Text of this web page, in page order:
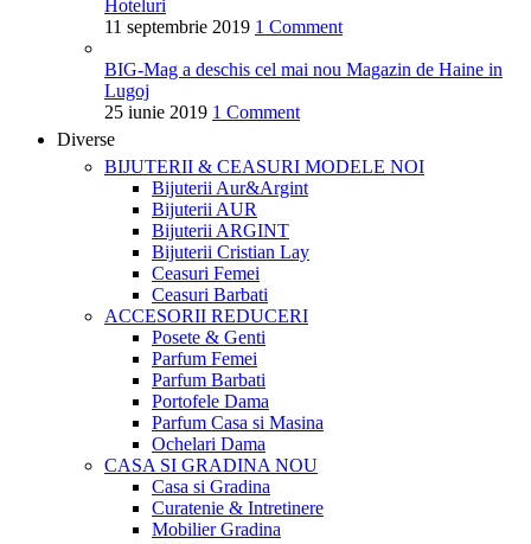
Hoteluri
11 septembrie 2019 1 Comment
BIG-Mag a deschis cel mai nou Magazin de Haine in
Lugoj
25 iunie 2019 1 Comment
Diverse
BIJUTERII & CEASURI MODELE NOI
Bijuterii Aur&Argint
Bijuterii AUR
Bijuterii ARGINT
Bijuterii Cristian Lay
Ceasuri Femei
Ceasuri Barbati
ACCESORII REDUCERI
Posete & Genti
Parfum Femei
Parfum Barbati
Portofele Dama
Parfum Casa si Masina
Ochelari Dama
CASA SI GRADINANOU
Casa si Gradina
Curatenie & Intretinere
Mobilier Gradina